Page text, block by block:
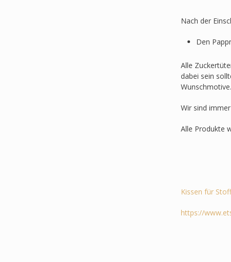
Nach der
Den
Alle
dabei sein
Wunschmotive.
Wir sind
Alle Produkte
Kissen für
https://